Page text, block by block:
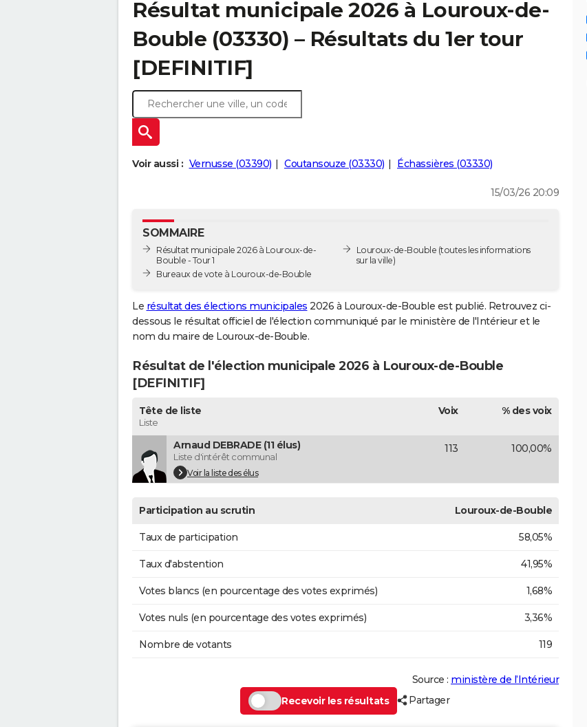
Résultat municipale 2026 à Louroux-de-
Bouble (03330) – Résultats du 1er tour
[DEFINITIF]
Voir aussi : Vernusse (03390) Coutansouze (03330) Échassières (03330)
15/03/26 20:09
SOMMAIRE
Résultat municipale 2026 à Louroux-de-
Bouble - Tour 1
Bureaux de vote à Louroux-de-Bouble
Louroux-de-Bouble (toutes les informations
sur la ville)
Le résultat des élections municipales 2026 à Louroux-de-Bouble est publié. Retrouvez ci-
dessous le résultat officiel de l'élection communiqué par le ministère de l'Intérieur et le
nom du maire de Louroux-de-Bouble.
Résultat de l'élection municipale 2026 à Louroux-de-Bouble
[DEFINITIF]
Tête de liste
Liste
Voix % des voix
Arnaud DEBRADE (11 élus)
Liste d'intérêt communal
Voir la liste des élus
113 100,00%
Participation au scrutin Louroux-de-Bouble
Taux de participation 58,05%
Taux d'abstention 41,95%
Votes blancs (en pourcentage des votes exprimés) 1,68%
Votes nuls (en pourcentage des votes exprimés) 3,36%
Nombre de votants 119
Source : ministère de l’Intérieur
Recevoir les résultats
Partager